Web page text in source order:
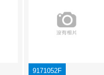
9171052F